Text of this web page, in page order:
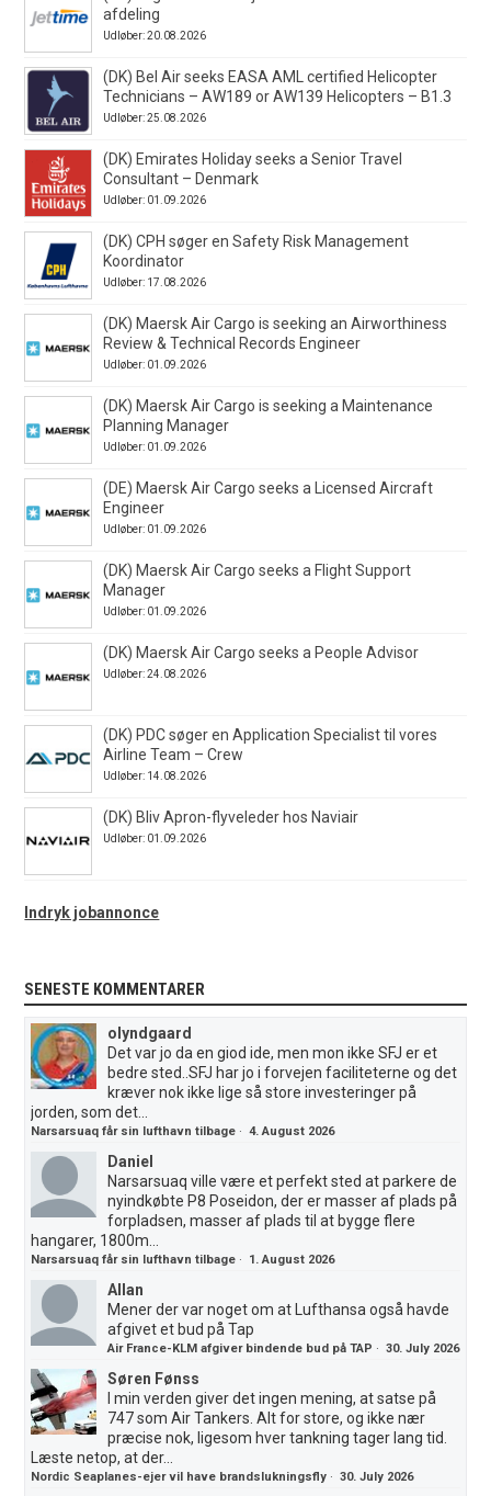
afdeling
Udløber: 20.08.2026
(DK) Bel Air seeks EASA AML certified Helicopter
Technicians – AW189 or AW139 Helicopters – B1.3
Udløber: 25.08.2026
(DK) Emirates Holiday seeks a Senior Travel
Consultant – Denmark
Udløber: 01.09.2026
(DK) CPH søger en Safety Risk Management
Koordinator
Udløber: 17.08.2026
(DK) Maersk Air Cargo is seeking an Airworthiness
Review & Technical Records Engineer
Udløber: 01.09.2026
(DK) Maersk Air Cargo is seeking a Maintenance
Planning Manager
Udløber: 01.09.2026
(DE) Maersk Air Cargo seeks a Licensed Aircraft
Engineer
Udløber: 01.09.2026
(DK) Maersk Air Cargo seeks a Flight Support
Manager
Udløber: 01.09.2026
(DK) Maersk Air Cargo seeks a People Advisor
Udløber: 24.08.2026
(DK) PDC søger en Application Specialist til vores
Airline Team – Crew
Udløber: 14.08.2026
(DK) Bliv Apron-flyveleder hos Naviair
Udløber: 01.09.2026
Indryk jobannonce
SENESTE KOMMENTARER
olyndgaard
Det var jo da en giod ide, men mon ikke SFJ er et
bedre sted..SFJ har jo i forvejen faciliteterne og det
kræver nok ikke lige så store investeringer på
jorden, som det...
Narsarsuaq får sin lufthavn tilbage ·4. August 2026
Daniel
Narsarsuaq ville være et perfekt sted at parkere de
nyindkøbte P8 Poseidon, der er masser af plads på
forpladsen, masser af plads til at bygge flere
hangarer, 1800m...
Narsarsuaq får sin lufthavn tilbage · 1. August 2026
Allan
Mener der var noget om at Lufthansa også havde
afgivet et bud på Tap
Air France-KLM afgiver bindende bud på TAP ·30. July 2026
Søren Fønss
I min verden giver det ingen mening, at satse på
747 som Air Tankers. Alt for store, og ikke nær
præcise nok, ligesom hver tankning tager lang tid.
Læste netop, at der...
Nordic Seaplanes-ejer vil have brandslukningsfly ·30. July 2026